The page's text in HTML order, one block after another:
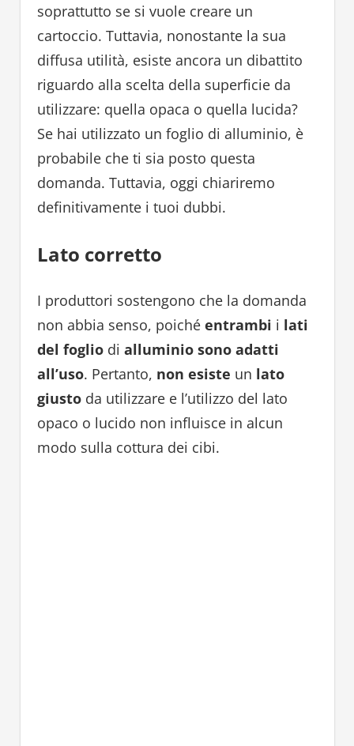
soprattutto se si vuole creare un
cartoccio. Tuttavia, nonostante la sua
diffusa utilità, esiste ancora un dibattito
riguardo alla scelta della superficie da
utilizzare: quella opaca o quella lucida?
Se hai utilizzato un foglio di alluminio, è
probabile che ti sia posto questa
domanda. Tuttavia, oggi chiariremo
definitivamente i tuoi dubbi.
Lato corretto
I produttori sostengono che la domanda
non abbia senso, poiché entrambi i lati
del foglio di alluminio sono adatti
all’uso. Pertanto, non esiste un lato
giustoda utilizzare e l’utilizzo del lato
opaco o lucido non influisce in alcun
modo sulla cottura dei cibi.